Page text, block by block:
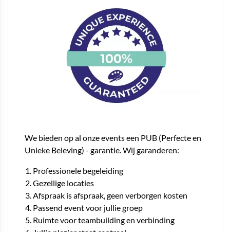
We bieden op al onze events een PUB (Perfecte en
Unieke Beleving) - garantie. Wij garanderen:
Professionele begeleiding
Gezellige locaties
Afspraak is afspraak, geen verborgen kosten
Passend event voor jullie groep
Ruimte voor teambuilding en verbinding